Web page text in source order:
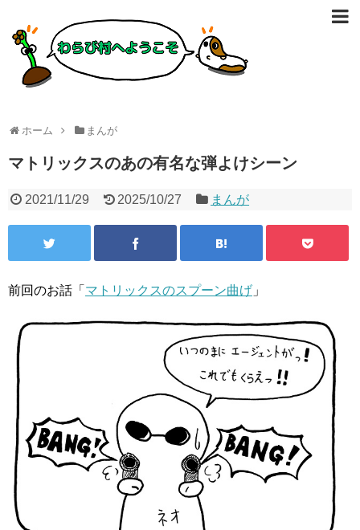
ホーム まんが
マトリックスのあの有名な弾よけシーン
2021/11/29 2025/10/27 まんが
前回のお話「 マトリックスのスプーン曲げ 」